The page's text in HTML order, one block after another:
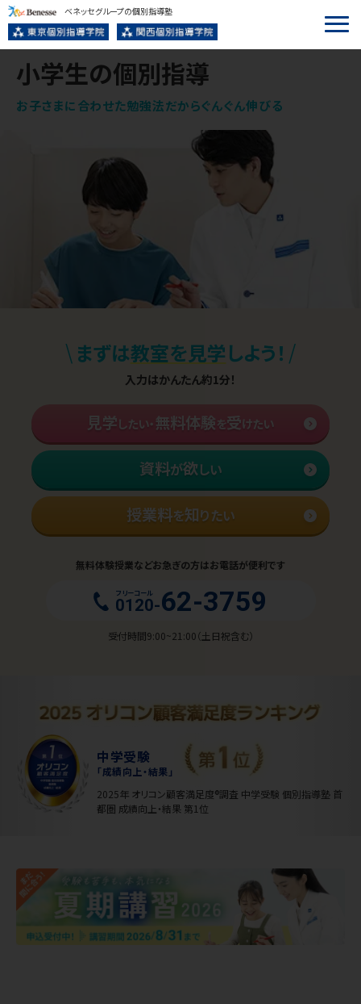
ベネッセグループの個別指導塾
小学生の個別指導
お子さまに合わせた勉強法だからぐんぐん伸びる
\ まずは教室を見学しよう！ /
入力はかんたん約1分！
見学したい・無料体験を受けたい
資料が欲しい
授業料を知りたい
無料体験授業などお急ぎの方はお電話が便利です
フリーコール
0120-62-3759
受付時間9:00~21:00（土日祝含む）
中学受験
「成績向上・結果」
2025年 オリコン顧客満足度®調査 中学受験 個別指導塾 首
都圏 成績向上・結果 第1位